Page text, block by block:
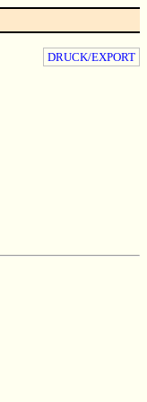
DRUCK/EXPORT